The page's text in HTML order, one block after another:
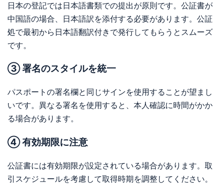
日本の登記では日本語書類での提出が原則です。公証書が
中国語の場合、日本語訳を添付する必要があります。公証
処で最初から日本語翻訳付きで発行してもらうとスムーズ
です。
③ 署名のスタイルを統一
パスポートの署名欄と同じサインを使用することが望まし
いです。異なる署名を使用すると、本人確認に時間がかか
る場合があります。
④ 有効期限に注意
公証書には有効期限が設定されている場合があります。取
引スケジュールを考慮して取得時期を調整してください。